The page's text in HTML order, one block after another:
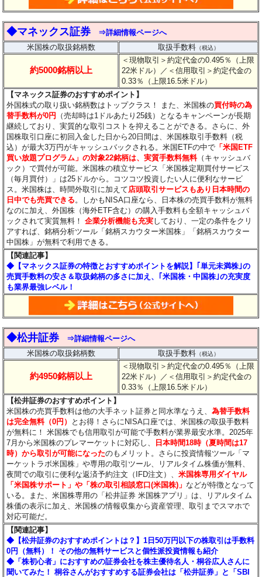
◆マネックス証券
⇒詳細情報ページへ
米国株の取扱銘柄数
取扱手数料（税込）
約5000銘柄以上
＜現物取引＞約定代金の0.495％（上限
22米ドル）
／＜信用取引＞約定代金の
0.33％（上限16.5米ドル）
【マネックス証券のおすすめポイント】
外国株式の取り扱い銘柄数はトップクラス！ また、米国株の買付時の為
替手数料が0円
（売却時は1ドルあたり25銭）となるキャンペーンが長期
継続しており、実質的な取引コストを抑えることができる。さらに、外
国株取引口座に初回入金した日から20日間は、米国株取引手数料（税
込）が最大3万円がキャッシュバックされる。米国ETFの中で 「米国ETF
買い放題プログラム」の対象22銘柄は、実質手数料無料（キャッシュバ
ック）で買付が可能。米国株の積立サービス「米国株定期買付サービス
（毎月買付）」は25ドルから。コツコツ投資したい人に便利なサービ
ス。米国株は、時間外取引に加えて 店頭取引サービスもあり日本時間の
日中でも売買できる 。しかもNISA口座なら、日本株の売買手数料が無料
なのに加え、外国株（海外ETF含む）の購入手数料も全額キャッシュバ
ックされて実質無料！企業分析機能も充実しており、一定の条件をクリ
アすれば、銘柄分析ツール「銘柄スカウター米国株」「銘柄スカウター
中国株」が無料で利用できる。
【関連記事】
◆【マネックス証券の特徴とおすすめポイントを解説】｢単元未満株｣の
売買手数料の安さ＆取扱銘柄の多さに加え、｢米国株・中国株｣の充実度
も業界最強レベル！
◆松井証券
⇒詳細情報ページへ
米国株の取扱銘柄数
取扱手数料（税込）
約4950銘柄以上
＜現物取引＞約定代金の0.495％（上限
22米ドル）
／＜信用取引＞約定代金の
0.33％（上限16.5米ドル）
【松井証券のおすすめポイント】
米国株の売買手数料は他の大手ネット証券と同水準なうえ、為替手数料
は完全無料（0円）
とお得！さらにNISA口座では、米国株の取扱手数料
が無料に！ 米国株でも信用取引が可能で手数料が業界最安水準。2025年
7月から米国株のプレマーケットに対応し、
日本時間18時（夏時間は17
時）から取引が可能になったのもメリット。さらに投資情報ツール「マ
ーケットラボ米国株」や専用の取引ツール、リアルタイム株価が無料、
夜間での取引に便利な返済予約注文（IFD注文）、米国株専用ダイヤル
「米国株サポート」や「株の取引相談窓口(米国株)」 などが特徴となって
いる。また、米国株専用の「松井証券 米国株アプリ」は、リアルタイム
株価の表示に加え、米国株の情報収集から資産管理、取引までスマホで
対応可能だ。
【関連記事】
◆【松井証券のおすすめポイントは？】1日50万円以下の株取引は手数料
0円（無料）！ その他の無料サービスと個性派投資情報も紹介
◆「株初心者」におすすめの証券会社を株主優待名人・桐谷広人さんに
聞いてみた！ 桐谷さんがおすすめする証券会社は「松井証券」と「SBI